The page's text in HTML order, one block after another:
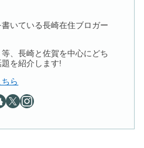
いている長崎在住ブロガー
、長崎と佐賀を中心にどち
を紹介します!
ら